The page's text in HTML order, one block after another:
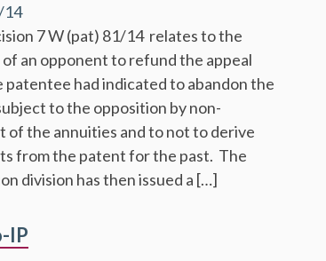
14
7 W (pat) 81/14 relates to the
an opponent to refund the appeal
patentee had indicated to abandon the
to the opposition by non-
of the annuities and to not to derive
from the patent for the past. The
division has then issued a […]
IP